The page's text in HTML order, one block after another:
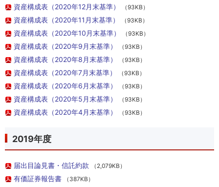
資産構成表（2020年12月末基準） （93KB）
資産構成表（2020年11月末基準） （93KB）
資産構成表（2020年10月末基準） （93KB）
資産構成表（2020年9月末基準） （93KB）
資産構成表（2020年8月末基準） （93KB）
資産構成表（2020年7月末基準） （93KB）
資産構成表（2020年6月末基準） （93KB）
資産構成表（2020年5月末基準） （93KB）
資産構成表（2020年4月末基準） （93KB）
2019年度
届出目論見書・信託約款 （2,079KB）
有価証券報告書 （387KB）